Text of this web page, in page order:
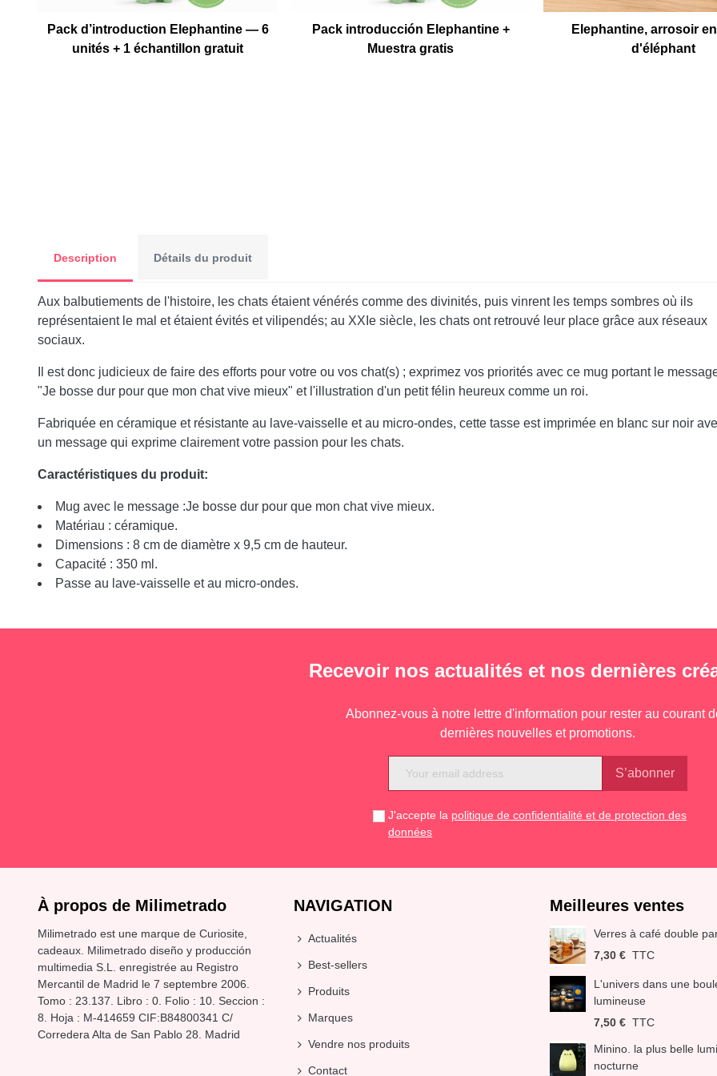
Pack d’introduction Elephantine — 6
unités + 1 échantillon gratuit
Pack introducción Elephantine +
Muestra gratis
Elephantine, arrosoir
d'éléphant
Description Détails du produit
Aux balbutiements de l'histoire, les chats étaient vénérés comme des divinités, puis vinrent les temps sombres où ils
représentaient le mal et étaient évités et vilipendés; au XXIe siècle, les chats ont retrouvé leur place grâce aux réseaux
sociaux.
Il est donc judicieux de faire des efforts pour votre ou vos chat(s) ; exprimez vos priorités avec ce mug portant le
"Je bosse dur pour que mon chat vive mieux" et l'illustration d'un petit félin heureux comme un roi.
Fabriquée en céramique et résistante au lave-vaisselle et au micro-ondes, cette tasse est imprimée en blanc sur noir
un message qui exprime clairement votre passion pour les chats.
Caractéristiques du produit:
Mug avec le message :Je bosse dur pour que mon chat vive mieux.
Matériau : céramique.
Dimensions : 8 cm de diamètre x 9,5 cm de hauteur.
Capacité : 350 ml.
Passe au lave-vaisselle et au micro-ondes.
Recevoir nos actualités et nos dernières
Abonnez-vous à notre lettre d'information pour rester au courant
dernières nouvelles et promotions.
J'accepte la politique de confidentialité et de protection des
données
À propos de Milimetrado
Milimetrado est une marque de Curiosite,
cadeaux . Milimetrado diseño y producción
multimedia S.L. enregistrée au Registro
Mercantil de Madrid le 7 septembre 2006.
Tomo : 23.137. Libro : 0. Folio : 10. Seccion :
8. Hoja : M-414659 CIF:B84800341 C/
Corredera Alta de San Pablo 28. Madrid
NAVIGATION
Actualités
Best-sellers
Produits
Marques
Vendre nos produits
Contact
Meilleures ventes
Verres à café double
7,30 € TTC
L'univers dans une
lumineuse
7,50 € TTC
Minino. la plus belle
nocturne